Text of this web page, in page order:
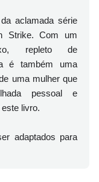
aclamada série
Strike. Com um
repleto de
é também uma
uma mulher que
pessoal e
livro.
adaptados para